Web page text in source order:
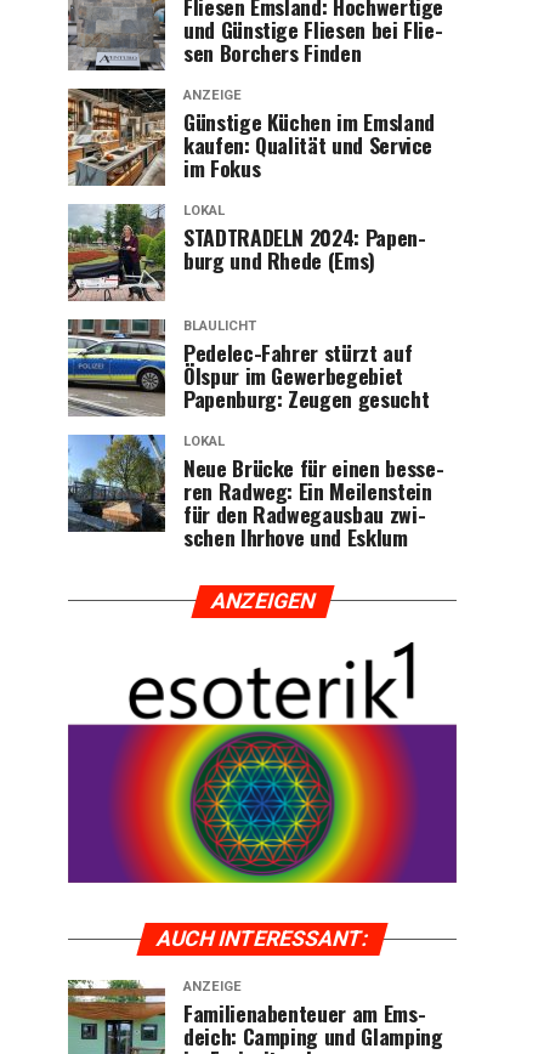
und Güns­ti­ge Flie­sen bei Flie­
sen Bor­chers Finden
ANZEIGE
Güns­ti­ge Küchen im Ems­land
kau­fen: Qua­li­tät und Ser­vice
im Fokus
LOKAL
STADTRADELN 2024: Papen­
burg und Rhe­de (Ems)
BLAULICHT
Pedelec-Fah­rer stürzt auf
Ölspur im Gewer­be­ge­biet
Papen­burg: Zeu­gen gesucht
LOKAL
Neue Brü­cke für einen bes­se­
ren Rad­weg: Ein Mei­len­stein
für den Rad­weg­aus­bau zwi­
schen Ihr­ho­ve und Esklum
ANZEI­GEN
AUCH INTER­ES­SANT:
ANZEIGE
Fami­li­en­aben­teu­er am Ems­
deich: Cam­ping und Glam­ping